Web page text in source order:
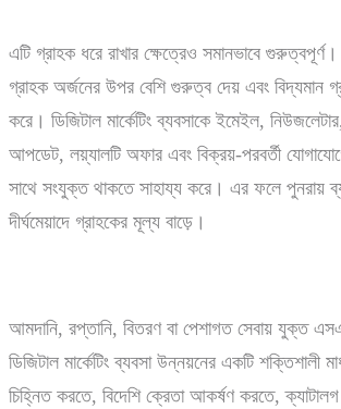
এটি গ্রাহক ধরে রাখার ক্ষেত্রেও সমানভাবে
গ্রাহক অর্জনের উপর বেশি গুরুত্ব দেয় এবং বিদ্যমান
করে। ডিজিটাল মার্কেটিং ব্যবসাকে ইমেইল, নিউজলেটার,
আপডেট, লয়্যালটি অফার এবং বিক্রয়-পরবর্তী
সাথে সংযুক্ত থাকতে সাহায্য করে। এর ফলে পুনরায়
দীর্ঘমেয়াদে গ্রাহকের মূল্য বাড়ে।
আমদানি, রপ্তানি, বিতরণ বা পেশাগত সেবায় যুক্ত
ডিজিটাল মার্কেটিং ব্যবসা উন্নয়নের একটি শক্তিশালী
চিহ্নিত করতে, বিদেশি ক্রেতা আকর্ষণ করতে,